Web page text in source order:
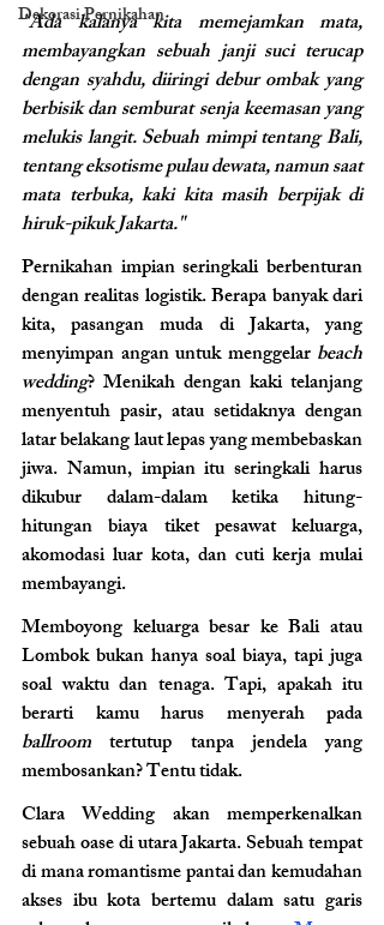
Dekorasi Pernikahan
"Ada kalanya kita memejamkan mata,
membayangkan sebuah janji suci terucap
dengan syahdu, diiringi debur ombak yang
berbisik dan semburat senja keemasan yang
melukis langit. Sebuah mimpi tentang Bali,
tentang eksotisme pulau dewata, namun saat
mata terbuka, kaki kita masih berpijak di
hiruk-pikuk Jakarta."
Pernikahan impian seringkali berbenturan
dengan realitas logistik. Berapa banyak dari
kita, pasangan muda di Jakarta, yang
menyimpan angan untuk menggelar beach
wedding? Menikah dengan kaki telanjang
menyentuh pasir, atau setidaknya dengan
latar belakang laut lepas yang membebaskan
jiwa. Namun, impian itu seringkali harus
dikubur dalam-dalam ketika hitung-
hitungan biaya tiket pesawat keluarga,
akomodasi luar kota, dan cuti kerja mulai
membayangi.
Memboyong keluarga besar ke Bali atau
Lombok bukan hanya soal biaya, tapi juga
soal waktu dan tenaga. Tapi, apakah itu
ballroom tertutup tanpa jendela yang
membosankan? Tentu tidak.
Clara Wedding akan memperkenalkan
sebuah oase di utara Jakarta. Sebuah tempat
di mana romantisme pantai dan kemudahan
akses ibu kota bertemu dalam satu garis